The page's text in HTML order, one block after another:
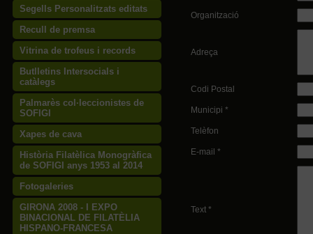
Segells Personalitzats editats
Recull de premsa
Vitrina de trofeus i records
Butlletins Intersocials i
catàlegs
Palmarès col·leccionistes de
SOFIGI
Xapes de cava
Història Filatèlica Monogràfica
de SOFIGI anys 1953 al 2014
Fotogaleries
GIRONA 2008 - I EXPO
BINACIONAL DE FILATÈLIA
HISPANO-FRANCESA
Organització
Adreça
Codi Postal
Municipi *
Telèfon
E-mail *
Text *